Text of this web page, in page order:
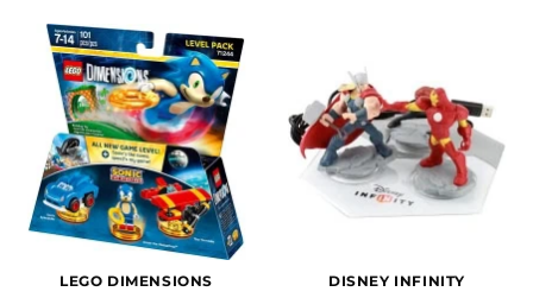
LEGO DIMENSIONS DISNEY INFINITY